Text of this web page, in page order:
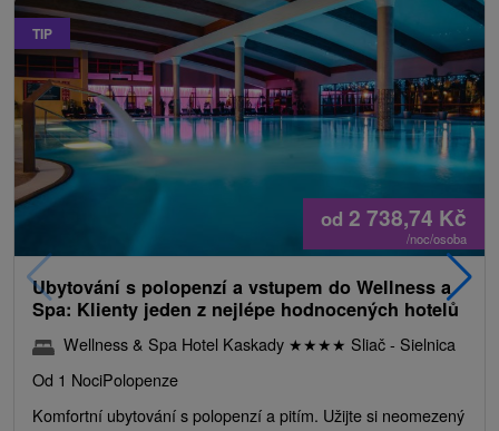
TIP
od 2 738,74 Kč
/noc/osoba
Ubytování s polopenzí a vstupem do Wellness a
Spa: Klienty jeden z nejlépe hodnocených hotelů
Wellness & Spa Hotel Kaskady ★★★★ Sliač - Sielnica
Od 1 NociPolopenze
Komfortní ubytování s polopenzí a pitím. Užijte si neomezený